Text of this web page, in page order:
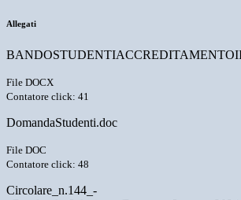
Allegati
File DOCX
Contatore click: 41
DomandaStudenti.doc
File DOC
Contatore click: 48
Circolare_n.144_-